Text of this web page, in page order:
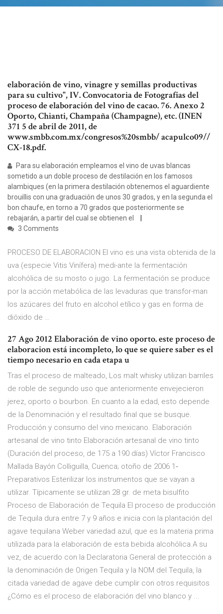
elaboración de vino, vinagre y semillas productivas
para su cultivo", IV. Convocatoria de Fotografías del
proceso de elaboración del vino de cacao. 76. Anexo 2
Oporto, Chianti, Champaña (Champagne), etc. (INEN
371 5 de abril de 2011, de
www.smbb.com.mx/congresos%20smbb/ acapulco09//
CX-18.pdf.
Para su elaboración empleamos el vino de uvas blancas
sometido a un doble proceso de destilación en los famosos
alambiques (en la primera destilación obtenemos el aguardiente
brouillis con una graduación de unos 30 grados, y en la segunda el
bon chaufe, en torno a 70 grados que posteriormente se
rebajarán, a partir del cual se obtienen el
3 Comments
PROCESO DE ELABORACION El vino es una vista obtenida de la
uva (especie Vitis Vinífera) medi-ante la fermentación
alcohólica de su mosto o jugo. La fermentación se produce
por la acción metabólica de las levaduras que transfor-man
los azúcares del fruto en alcohol etílico y gas en forma de
dióxido de …
27 Ago 2012 Elaboración de vino oporto. este proceso de
elaboracion está incompleto, lo que se quiere saber es el
tiempo necesario en cada etapa u
Tras el proceso de malteado, Los malt whisky utilizan barriles
de roble de segundo uso que anteriormente envejecieron
jerez, oporto o bourbon. En cuanto a la edad, esto depende
de la Denominación y el resultado final que se busque.
Producción y consumo del vino mexicano. Elaboración
artesanal de vino tinto Elaboración artesanal de vino tinto
(Duración del proceso, de 175 a 190 días) Víctor Francisco
Mallada Bayón Colliguilla, Cuenca; otoño de 2006 1‐
Preparativos Esterilizar los instrumentos que se vayan a
utilizar. Típicamente se utilizan 28 gr. de meta bisulfito
Proceso de Elaboración de Tequila El proceso de producción
de Tequila dura entre 7 y 9 años e inicia con la plantación del
agave tequilana Weber variedad azul, que es la materia prima
utilizada para la elaboración de esta bebida alcohólica.A su
vez, de acuerdo con la Declaratoria General de protección a
la denominación de Origen Tequila y la NOM del Tequila, la
citada variedad de agave debe cumplir con otros requisitos
¿Cómo es el proceso de elaboración del vino blanco y ...